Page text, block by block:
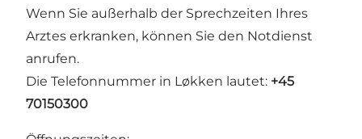
Wenn Sie außerhalb der Sprechzeiten Ihres
Arztes erkranken, können Sie den Notdienst
anrufen.
Die Telefonnummer in Løkken lautet: +45
70150300